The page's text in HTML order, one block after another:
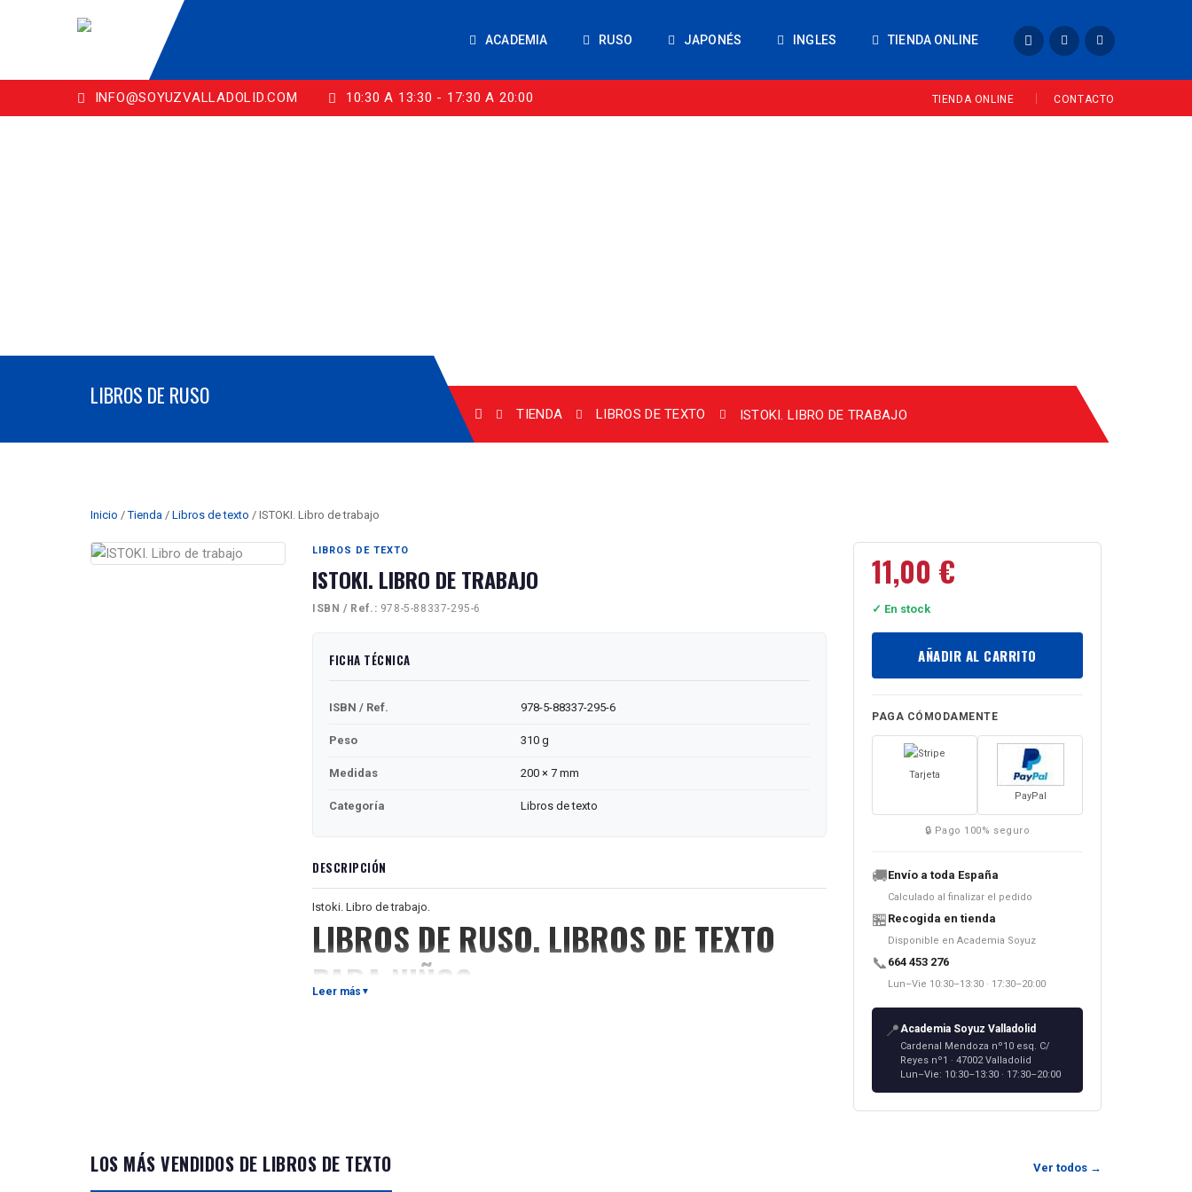
ACADEMIA RUSO JAPONÉS INGLES TIENDA ONLINE
INFO@SOYUZVALLADOLID.COM 10:30 A 13:30 - 17:30 A 20:00 TIENDA ONLINE CONTACTO
TIENDA LIBROS DE TEXTO ISTOKI. LIBRO DE TRABAJO
Inicio /Tienda / Libros de texto / ISTOKI. Libro de trabajo
LIBROS DE TEXTO
ISTOKI. LIBRO DE TRABAJO
ISBN / Ref.: 978-5-88337-295-6
FICHA TÉCNICA
ISBN / Ref. 978-5-88337-295-6
Peso 310 g
Medidas 200 × 7 mm
Categoría Libros de texto
DESCRIPCIÓN
Istoki. Libro de trabajo.
LIBROS DE RUSO. LIBROS DE TEXTO
PARA NIÑOS
имеющие целью развитие русской речи ребенка, обогащение его словарного запаса и
Leer más ▼
11,00 €
✓ En stock
AÑADIR AL CARRITO
PAGA CÓMODAMENTE
Tarjeta
PayPal
🔒 Pago 100% seguro
🚚Envío a toda España
Calculado al finalizar el pedido
🏪 Recogida en tienda
Disponible en Academia Soyuz
📞 664 453 276
Lun–Vie 10:30–13:30 · 17:30–20:00
📍Academia Soyuz Valladolid
Cardenal Mendoza nº10 esq. C/
Reyes nº1 · 47002 Valladolid
Lun–Vie: 10:30–13:30 · 17:30–20:00
LOS MÁS VENDIDOS DE LIBROS DE TEXTO Ver todos →